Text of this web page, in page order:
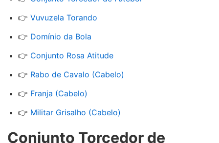
👉 Vuvuzela Torando
👉 Domínio da Bola
👉 Conjunto Rosa Atitude
👉 Rabo de Cavalo (Cabelo)
👉 Franja (Cabelo)
👉 Militar Grisalho (Cabelo)
Conjunto Torcedor de